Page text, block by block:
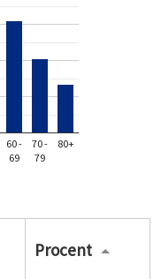
60 -
69
70 -
79
80+
Procent